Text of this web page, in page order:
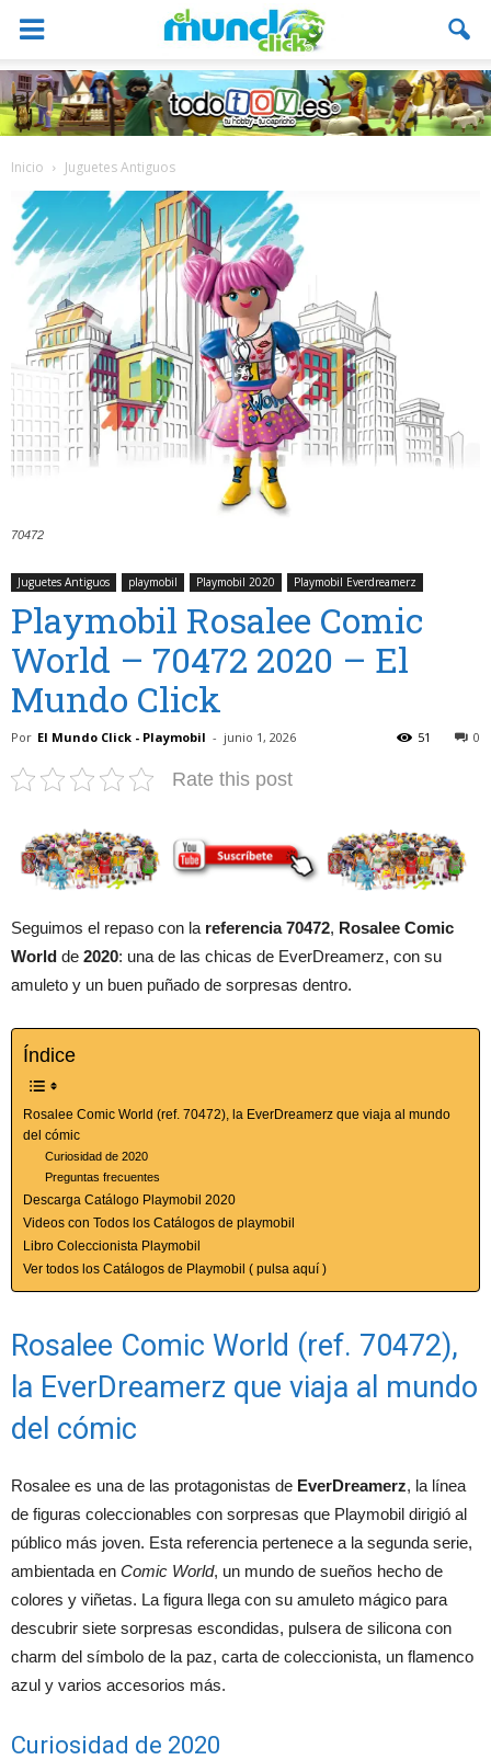
Inicio Juguetes Antiguos
70472
Juguetes Antiguos playmobil Playmobil 2020 Playmobil Everdreamerz
Playmobil Rosalee Comic
World – 70472 2020 – El
Mundo Click
Por El Mundo Click - Playmobil - junio 1, 2026 0
51
Rate this post
Seguimos el repaso con la referencia 70472, Rosalee Comic
World de 2020: una de las chicas de EverDreamerz, con su
amuleto y un buen puñado de sorpresas dentro.
Índice
Rosalee Comic World (ref. 70472), la EverDreamerz que viaja al mundo
del cómic
Curiosidad de 2020
Preguntas frecuentes
Descarga Catálogo Playmobil 2020
Videos con Todos los Catálogos de playmobil
Libro Coleccionista Playmobil
Ver todos los Catálogos de Playmobil ( pulsa aquí )
Rosalee Comic World (ref. 70472),
la EverDreamerz que viaja al mundo
del cómic
Rosalee es una de las protagonistas de EverDreamerz, la línea
de figuras coleccionables con sorpresas que Playmobil dirigió al
público más joven. Esta referencia pertenece a la segunda serie,
ambientada en Comic World, un mundo de sueños hecho de
colores y viñetas. La figura llega con su amuleto mágico para
descubrir siete sorpresas escondidas, pulsera de silicona con
charm del símbolo de la paz, carta de coleccionista, un flamenco
azul y varios accesorios más.
Curiosidad de 2020